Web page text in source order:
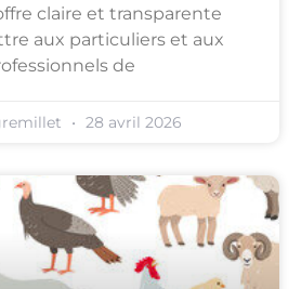
claire et transparente
aux particuliers et aux
de
28 avril 2026